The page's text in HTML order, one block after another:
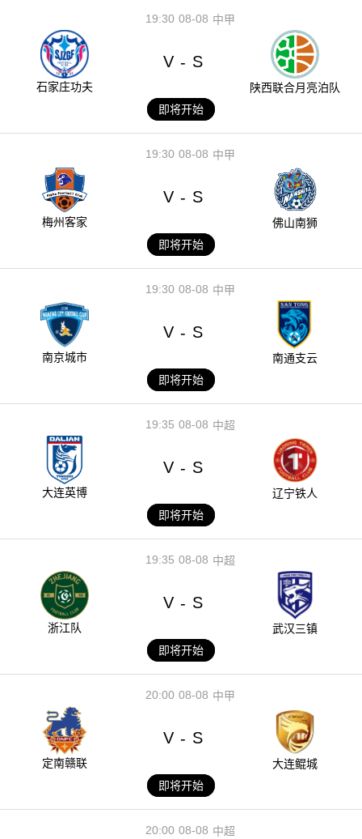
08-08
19:30 中甲
石家庄功夫
V - S
陕西联合月亮泊队
即将开始
08-08
19:30 中甲
梅州客家
V - S
佛山南狮
即将开始
08-08
19:30 中甲
南京城市
V - S
南通支云
即将开始
08-08
19:35 中超
大连英博
V - S
辽宁铁人
即将开始
08-08
19:35 中超
浙江队
V - S
武汉三镇
即将开始
08-08
20:00 中甲
定南赣联
V - S
大连鲲城
即将开始
08-08
20:00 中超